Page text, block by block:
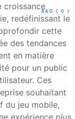
BAG ( 0 )
croissance
redéfinissant le
cette
des tendances
en matière
pour un public
Ces
souhaitant
du jeu mobile,
expérience plus